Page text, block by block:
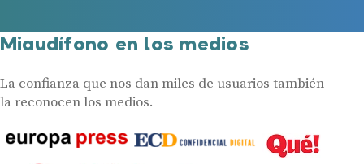
Miaudífono en los medios
La confianza que nos dan miles de usuarios también
la reconocen los medios.